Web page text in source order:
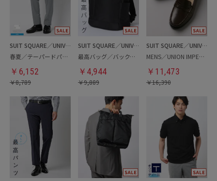
SUIT SQUARE／UNIVERSAL LANGUAGE
春夏／テーパードパンツ
￥ 6,152
￥8,789
SUIT SQUARE／UNIVERSAL LANGUAGE
最高バッグ／バックパック
￥ 4,944
￥9,889
SUIT SQUARE／UNIVERSAL LANGUAGE
MENS／UNION IMPERIAL監修／コインローファー
￥ 11,473
￥16,390